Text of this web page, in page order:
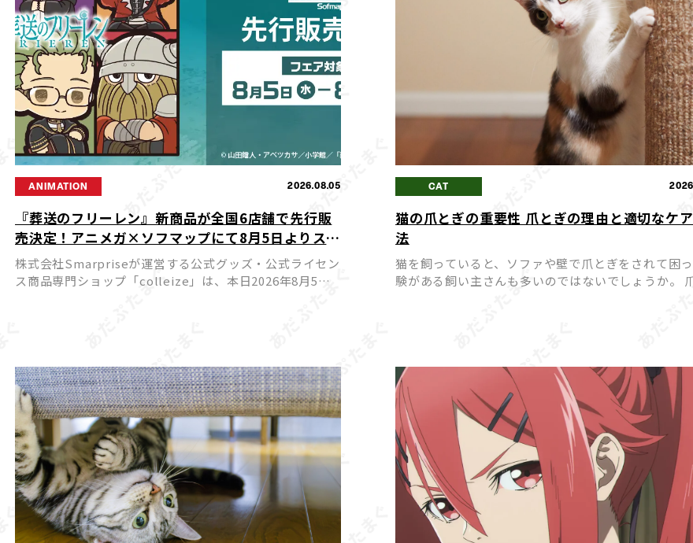
ANIMATION 2026.08.05
『葬送のフリーレン』新商品が全国6店舗で先行販
売決定！アニメガ×ソフマップにて8月5日よりスタ
ート
株式会社Smarpriseが運営する公式グッズ・公式ライセン
ス商品専門ショップ「colleize」は、本日2026年8月5日
CAT
猫の爪とぎの重要性 爪とぎの理由と適切なケ
法
猫を飼っていると、ソファや壁で爪とぎをされて困
験がある飼い主さんも多いのではないでしょうか。